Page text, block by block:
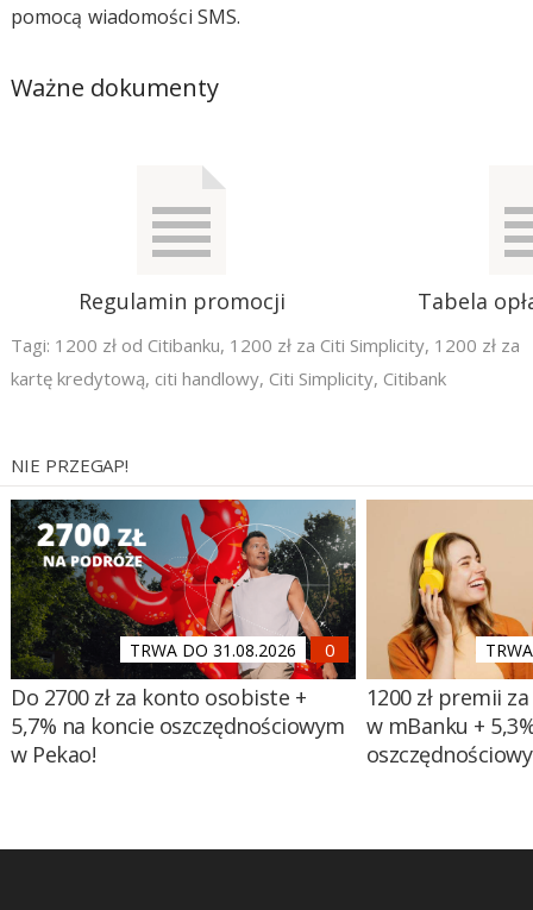
pomocą wiadomości SMS.
Ważne dokumenty
Regulamin promocji Tabela
Tagi: 1200 zł od Citibanku, 1200 zł za Citi Simplicity, 1200 zł za
kartę kredytową, citi handlowy, Citi Simplicity, Citibank
NIE PRZEGAP!
TRWA DO 31.08.2026
Do 2700 zł za konto osobiste +
5,7% na koncie oszczędnościowym
w Pekao!
1200 zł premii
w mBanku +